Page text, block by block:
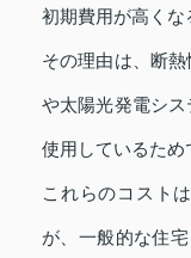
初期費用が高くな
その理由は、断
や太陽光発電シ
使用しているため
これらのコスト
が、一般的な住